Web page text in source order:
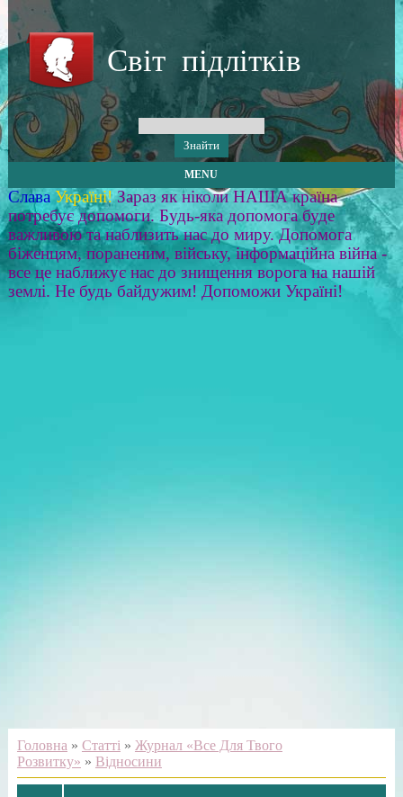
Світ підлітків
MENU
Слава Україні! Зараз як ніколи НАША країна
потребує допомоги. Будь-яка допомога буде
важливою та наблизить нас до миру. Допомога
біженцям, пораненим, війську, інформаційна війна -
все це наближує нас до знищення ворога на нашій
землі. Не будь байдужим! Допоможи Україні!
Головна » Статті » Журнал «Все Для Твого
Розвитку» » Відносини